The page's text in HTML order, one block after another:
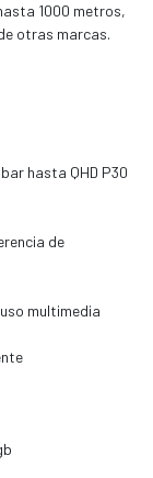
1000 metros,
otras marcas.
hasta QHD P30
de
multimedia